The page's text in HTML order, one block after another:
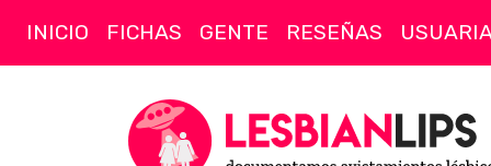
INICIO FICHAS GENTE RESEÑAS